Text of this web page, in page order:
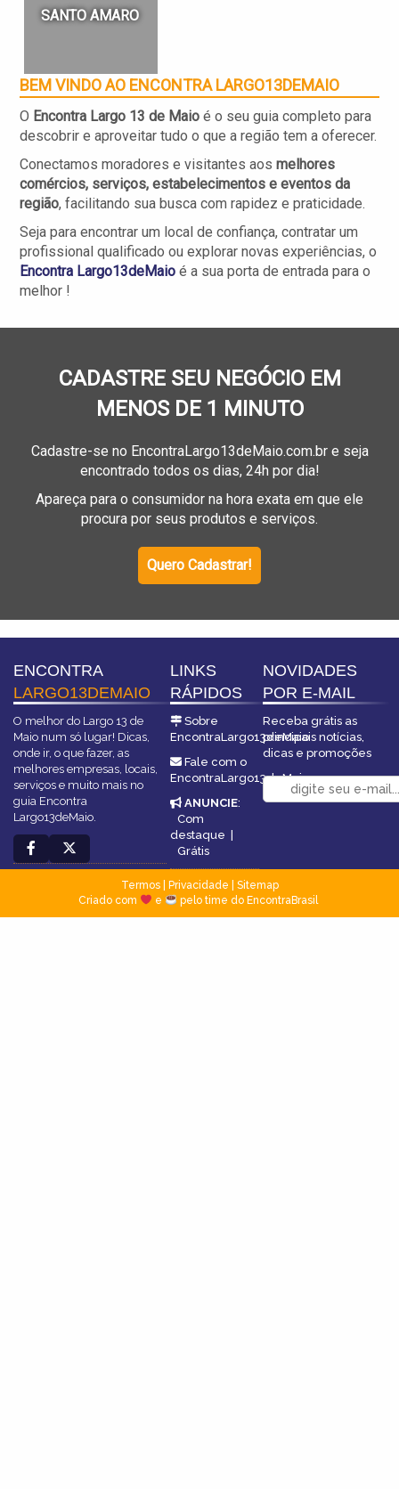
SANTO AMARO
BEM VINDO AO ENCONTRALARGO13DEMAIO
O Encontra Largo 13 de Maio é o seu guia completo para
descobrir e aproveitar tudo o que a região tem a oferecer.
Conectamos moradores e visitantes aos melhores
comércios, serviços, estabelecimentos e eventos da
região, facilitando sua busca com rapidez e praticidade.
Seja para encontrar um local de confiança, contratar um
profissional qualificado ou explorar novas experiências, o
Encontra Largo13deMaio é a sua porta de entrada para o
melhor !
CADASTRE SEU NEGÓCIO EM
MENOS DE 1 MINUTO
Cadastre-se no EncontraLargo13deMaio.com.br e seja
encontrado todos os dias, 24h por dia!
Apareça para o consumidor na hora exata em que ele
procura por seus produtos e serviços.
Quero Cadastrar!
ENCONTRA
LARGO13DEMAIO
O melhor do Largo 13 de
Maio num só lugar! Dicas,
onde ir, o que fazer, as
melhores empresas, locais,
serviços e muito mais no
guia Encontra
Largo13deMaio.
LINKS
RÁPIDOS
Sobre
EncontraLargo13deMaio
Fale com o
EncontraLargo13deMaio
ANUNCIE:
Com
destaque
Grátis
NOVIDADES
POR E-MAIL
Receba grátis as
principais notícias,
dicas e promoções
Termos| Privacidade
Sitemap
Criado com
e pelo time do EncontraBrasil